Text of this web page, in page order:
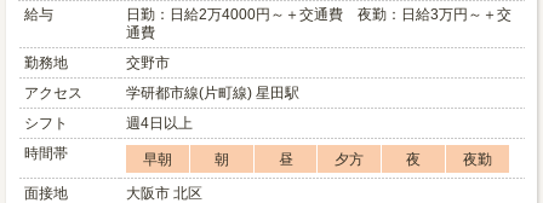
給与
日勤：日給2万4000円～＋交通費 夜勤：日給3万円～＋交
通費
勤務地
交野市
アクセス
学研都市線(片町線) 星田駅
シフト
週4日以上
時間帯
早朝 朝 昼 夕方 夜
夜勤
面接地
大阪市 北区